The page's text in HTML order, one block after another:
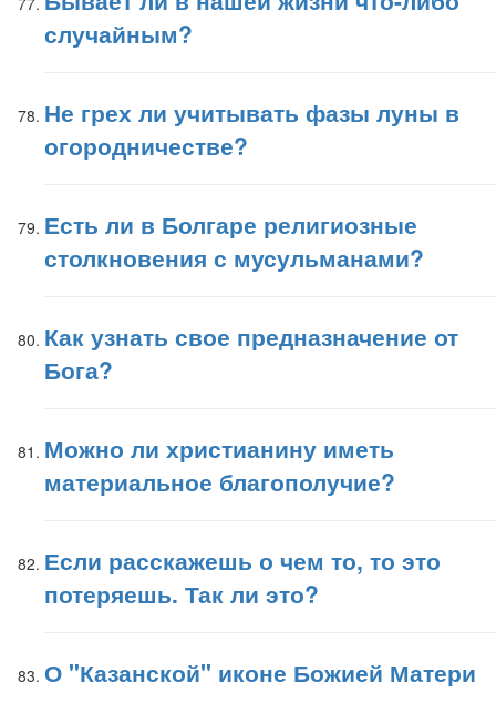
случайным?
Не грех ли учитывать фазы луны в
огородничестве?
Есть ли в Болгаре религиозные
столкновения с мусульманами?
Как узнать свое предназначение от
Бога?
Можно ли христианину иметь
материальное благополучие?
Если расскажешь о чем то, то это
потеряешь. Так ли это?
О "Казанской" иконе Божией Матери